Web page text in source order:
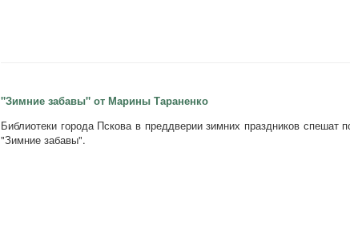
"Зимние забавы" от Марины Тараненко
Библиотеки города Пскова в преддверии зимних праздников спешат
"Зимние забавы".